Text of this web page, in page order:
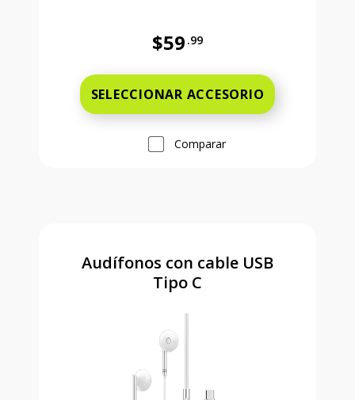
$59 .99
SELECCIONAR ACCESORIO
Comparar
Audífonos con cable USB
Tipo C